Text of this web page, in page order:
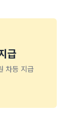
급
차등 지급